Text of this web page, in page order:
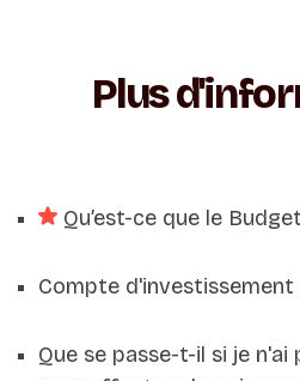
Plus
Qu’est-ce que le
Compte
Que se passe-t-il si je n'ai